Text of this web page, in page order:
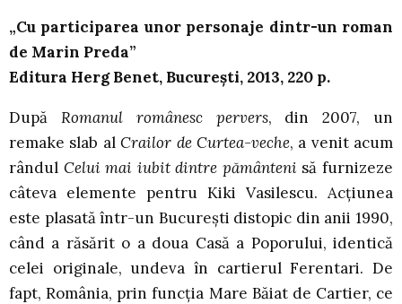
„Cu participarea unor personaje dintr-un roman
de Marin Preda”
Editura Herg Benet, București, 2013, 220 p.
După Romanul românesc pervers, din 2007, un
remake slab alCrailor de Curtea-veche, a venit acum
rândul Celui mai iubit dintre pământeni să furnizeze
câteva elemente pentru Kiki Vasilescu. Acțiunea
este plasată într-un București distopic din anii 1990,
când a răsărit o a doua Casă a Poporului, identică
celei originale, undeva în cartierul Ferentari. De
fapt, România, prin funcția Mare Băiat de Cartier, ce